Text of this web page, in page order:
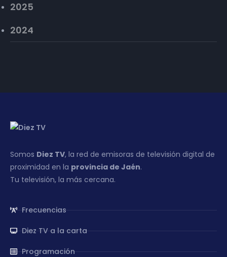
2025
2024
Somos Diez TV, la red de emisoras de televisión digital de
proximidad en la provincia de Jaén.
Tu televisión, la más cercana.
Frecuencias
Diez TV a la carta
Programación